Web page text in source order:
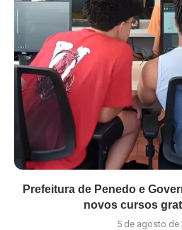
Prefeitura de Penedo e
novos cursos
5 de agosto de